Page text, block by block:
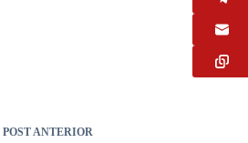
POSTANTERIOR